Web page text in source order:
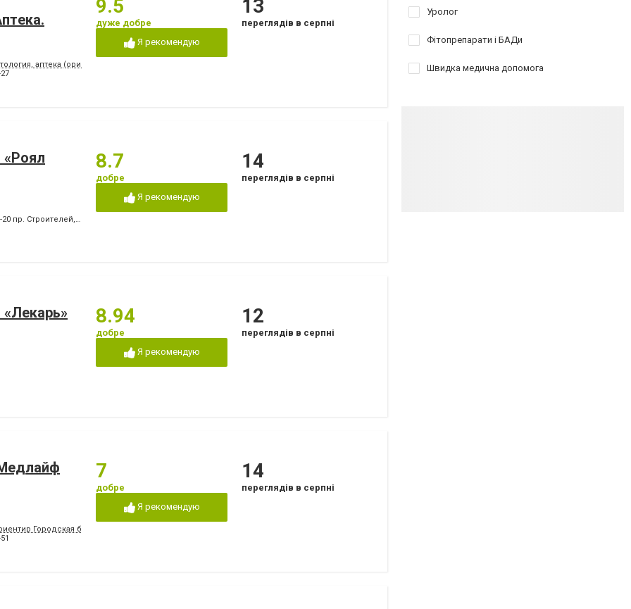
аптека (ориентир - напротив клуба "Коралл")
9.5
дуже добре
Я рекомендую
13
переглядів в серпні
«Роял
20 пр. Строителей, +380 (67) 939-27-87 пр. Победы
8.7
добре
Я рекомендую
14
переглядів в серпні
8.94
добре
Я рекомендую
12
переглядів в серпні
Городская больница №2, конечная остановка троллейбусов "8" и "15", маршрутных такси 154,154А,112,145,110)
7
добре
Я рекомендую
14
переглядів в серпні
Уролог
Фітопрепарати і БАДи
Швидка медична допомога